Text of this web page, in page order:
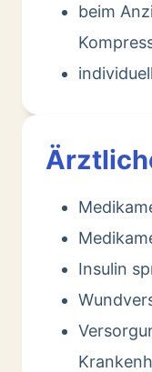
beim
Insulin